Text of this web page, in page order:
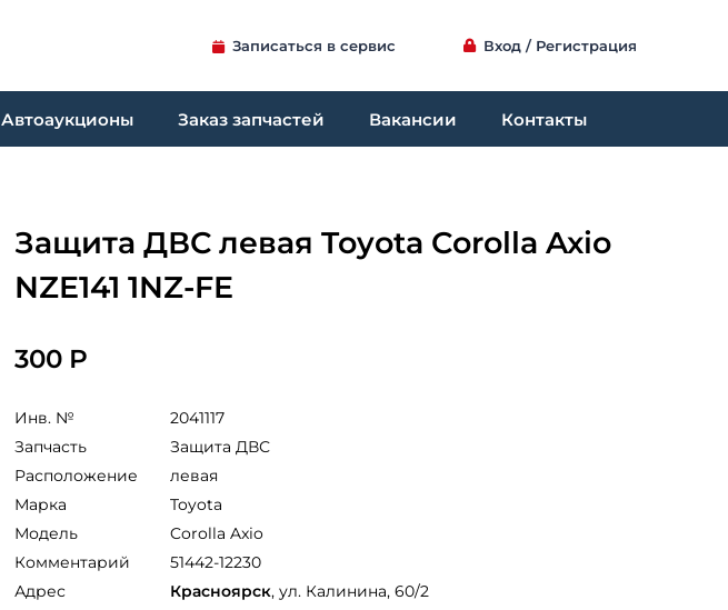
Записаться в сервис Вход / Регистрация
Автоаукционы Заказ запчастей Вакансии Контакты
Защита ДВС левая Toyota Corolla Axio
NZE141 1NZ-FE
300 Р
Инв. №
2041117
Запчасть
Защита ДВС
Расположение
левая
Марка
Toyota
Модель
Corolla Axio
Комментарий
51442-12230
Адрес
Красноярск, ул. Калинина, 60/2